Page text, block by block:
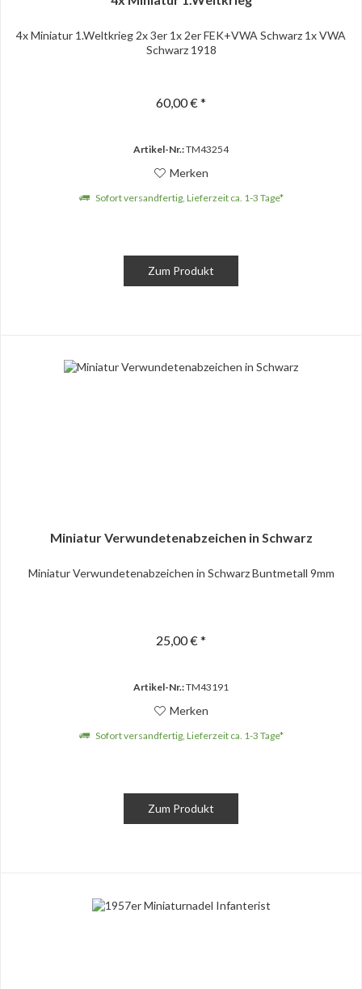
4x Miniatur 1.Weltkrieg 2x 3er 1x 2er FEK+VWA Schwarz 1x VWA
Schwarz 1918
60,00 € *
Artikel-Nr.:TM43254
Merken
Sofort versandfertig, Lieferzeit ca. 1-3 Tage*
Zum Produkt
Miniatur Verwundetenabzeichen in Schwarz
Miniatur Verwundetenabzeichen in Schwarz Buntmetall 9mm
25,00 € *
Artikel-Nr.:TM43191
Merken
Sofort versandfertig, Lieferzeit ca. 1-3 Tage*
Zum Produkt